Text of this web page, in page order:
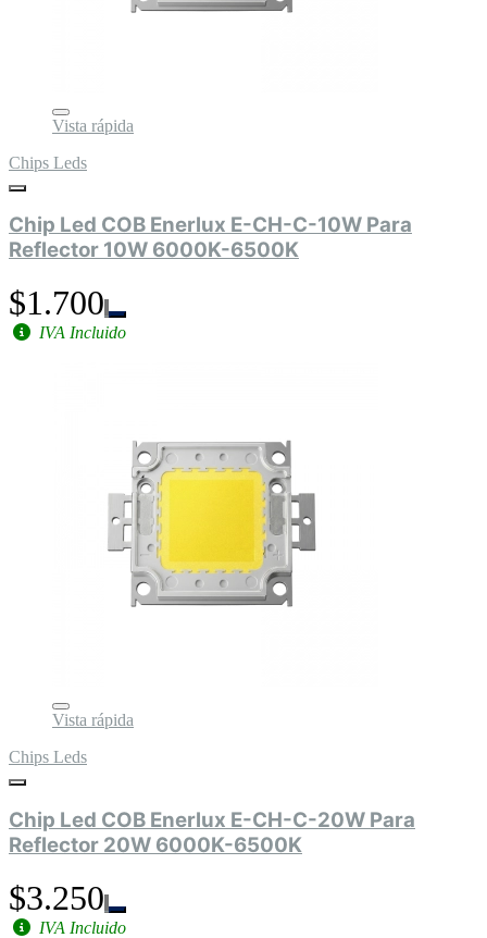
Vista rápida
Chips Leds
Chip Led COB Enerlux E-CH-C-10W Para
Reflector 10W 6000K-6500K
$1.700
IVA Incluido
Vista rápida
Chips Leds
Chip Led COB Enerlux E-CH-C-20W Para
Reflector 20W 6000K-6500K
$3.250
IVA Incluido